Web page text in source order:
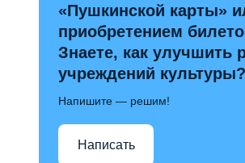
«Пушкинской карты»
приобретением
Знаете, как улучшить
учреждений культуры?
Напишите — решим!
Написать